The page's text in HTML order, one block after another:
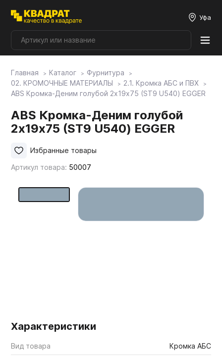
Уфа
Плитные материалы
Мой ЭГГЕР
Фасады
Главная Каталог
Фурнитура
02. КРОМОЧНЫЕ МАТЕРИАЛЫ
2.1. Кромка АБС и ПВХ
ABS Кромка-Деним голубой 2х19х75 (ST9 U540) EGGER
ABS Кромка-Деним голубой
2х19х75 (ST9 U540) EGGER
Артикул товара: 50007
Избранные товары
Характеристики
Вид товара Кромка АБС